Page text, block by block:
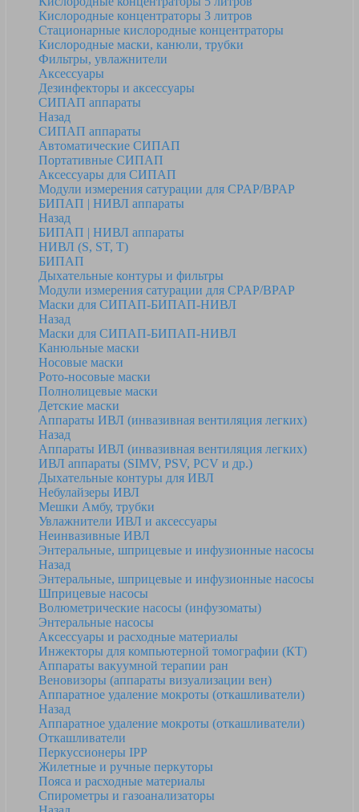
Кислородные концентраторы 3 литров
Стационарные кислородные концентраторы
Кислородные маски, канюли, трубки
Фильтры, увлажнители
Аксессуары
Дезинфекторы и аксессуары
СИПАП аппараты
Назад
СИПАП аппараты
Автоматические СИПАП
Портативные СИПАП
Аксессуары для СИПАП
Модули измерения сатурации для CPAP/BPAP
БИПАП | НИВЛ аппараты
Назад
БИПАП | НИВЛ аппараты
НИВЛ (S, ST, T)
БИПАП
Дыхательные контуры и фильтры
Модули измерения сатурации для CPAP/BPAP
Маски для СИПАП-БИПАП-НИВЛ
Назад
Маски для СИПАП-БИПАП-НИВЛ
Канюльные маски
Носовые маски
Рото-носовые маски
Полнолицевые маски
Детские маски
Аппараты ИВЛ (инвазивная вентиляция легких)
Назад
Аппараты ИВЛ (инвазивная вентиляция легких)
ИВЛ аппараты (SIMV, PSV, PCV и др.)
Дыхательные контуры для ИВЛ
Небулайзеры ИВЛ
Мешки Амбу, трубки
Увлажнители ИВЛ и аксессуары
Неинвазивные ИВЛ
Энтеральные, шприцевые и инфузионные насосы
Назад
Энтеральные, шприцевые и инфузионные насосы
Шприцевые насосы
Волюметрические насосы (инфузоматы)
Энтеральные насосы
Аксессуары и расходные материалы
Инжекторы для компьютерной томографии (КТ)
Аппараты вакуумной терапии ран
Веновизоры (аппараты визуализации вен)
Аппаратное удаление мокроты (откашливатели)
Назад
Аппаратное удаление мокроты (откашливатели)
Откашливатели
Перкуссионеры IPP
Жилетные и ручные перкуторы
Пояса и расходные материалы
Спирометры и газоанализаторы